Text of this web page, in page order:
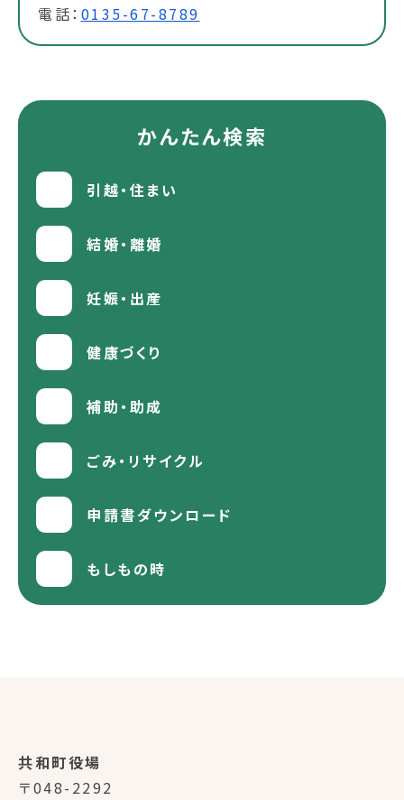
電話： 0135-67-8789
かんたん検索
引越・住まい
結婚・離婚
妊娠・出産
健康づくり
補助・助成
ごみ・リサイクル
申請書ダウンロード
もしもの時
共和町役場
〒048-2292